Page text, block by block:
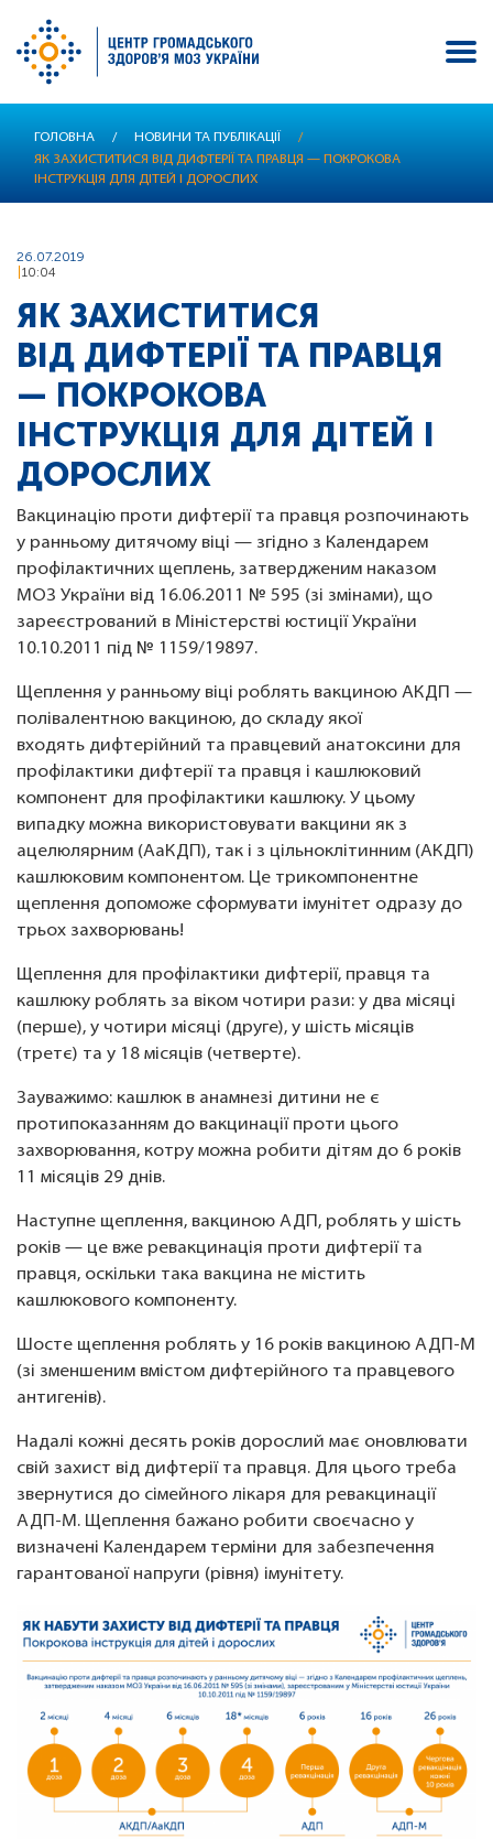
ГОЛОВНА / НОВИНИ ТА ПУБЛІКАЦІЇ
/
ЯК ЗАХИСТИТИСЯ ВІД ДИФТЕРІЇ ТА ПРАВЦЯ — ПОКРОКОВА
ІНСТРУКЦІЯ ДЛЯ ДІТЕЙ І ДОРОСЛИХ
26.07.2019
10:04
ЯК ЗАХИСТИТИСЯ
ВІД ДИФТЕРІЇ ТА ПРАВЦЯ
— ПОКРОКОВА
ІНСТРУКЦІЯ ДЛЯ ДІТЕЙ І
ДОРОСЛИХ
Вакцинацію проти дифтерії та правця розпочинають
у ранньому дитячому віці — згідно з Календарем
профілактичних щеплень, затвердженим наказом
МОЗ України від 16.06.2011 № 595 (зі змінами), що
зареєстрований в Міністерстві юстиції України
10.10.2011 під № 1159/19897.
Щеплення у ранньому віці роблять вакциною АКДП —
полівалентною вакциною, до складу якої
входять дифтерійний та правцевий анатоксини для
профілактики дифтерії та правця і кашлюковий
компонент для профілактики кашлюку. У цьому
випадку можна використовувати вакцини як з
ацелюлярним (АаКДП), так і з цільноклітинним (АКДП)
кашлюковим компонентом. Це трикомпонентне
щеплення допоможе сформувати імунітет одразу до
трьох захворювань!
Щеплення для профілактики дифтерії, правця та
кашлюку роблять за віком чотири рази: у два місяці
(перше), у чотири місяці (друге), у шість місяців
(третє) та у 18 місяців (четверте).
Зауважимо: кашлюк в анамнезі дитини не є
протипоказанням до вакцинації проти цього
захворювання, котру можна робити дітям до 6 років
11 місяців 29 днів.
Наступне щеплення, вакциною АДП, роблять у шість
років — це вже ревакцинація проти дифтерії та
правця, оскільки така вакцина не містить
кашлюкового компоненту.
Шосте щеплення роблять у 16 років вакциною АДП-М
(зі зменшеним вмістом дифтерійного та правцевого
антигенів).
Надалі кожні десять років дорослий має оновлювати
свій захист від дифтерії та правця. Для цього треба
звернутися до сімейного лікаря для ревакцинації
АДП-М. Щеплення бажано робити своєчасно у
визначені Календарем терміни для забезпечення
гарантованої напруги (рівня) імунітету.